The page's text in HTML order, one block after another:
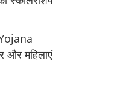
और महिलाएं